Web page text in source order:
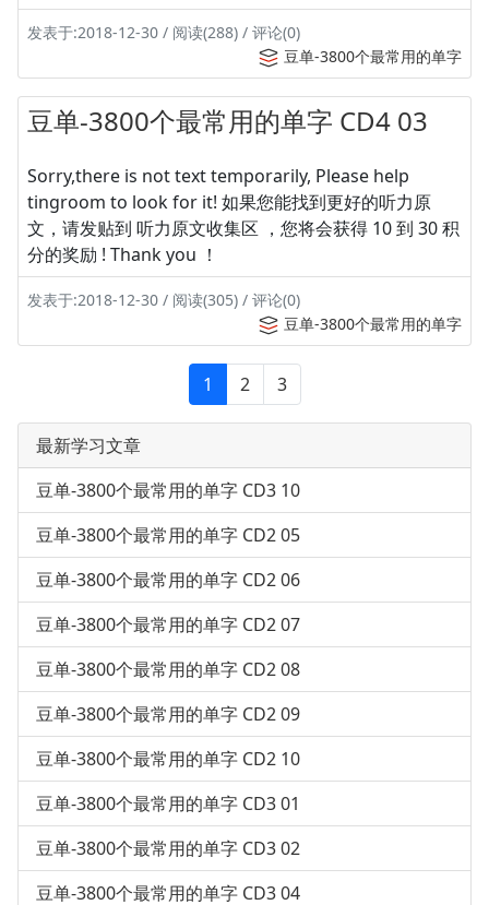
发表于:2018-12-30 / 阅读(288) / 评论(0)
豆单-3800个最常用的单字
豆单-3800个最常用的单字 CD4 03
Sorry,there is not text temporarily, Please help
tingroom to look for it! 如果您能找到更好的听力原
文，请发贴到 听力原文收集区 ，您将会获得 10 到 30 积
分的奖励 ! Thank you ！
发表于:2018-12-30 / 阅读(305) / 评论(0)
豆单-3800个最常用的单字
1 2 3
最新学习文章
豆单-3800个最常用的单字 CD3 10
豆单-3800个最常用的单字 CD2 05
豆单-3800个最常用的单字 CD2 06
豆单-3800个最常用的单字 CD2 07
豆单-3800个最常用的单字 CD2 08
豆单-3800个最常用的单字 CD2 09
豆单-3800个最常用的单字 CD2 10
豆单-3800个最常用的单字 CD3 01
豆单-3800个最常用的单字 CD3 02
豆单-3800个最常用的单字 CD3 04